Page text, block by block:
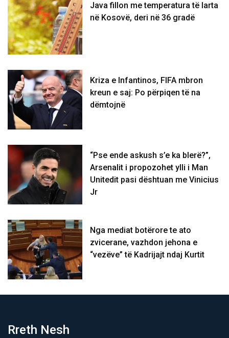
Java fillon me temperatura të larta
në Kosovë, deri në 36 gradë
Kriza e Infantinos, FIFA mbron
kreun e saj: Po përpiqen të na
dëmtojnë
“Pse ende askush s’e ka blerë?”,
Arsenalit i propozohet ylli i Man
Unitedit pasi dështuan me Vinicius
Jr
Nga mediat botërore te ato
zvicerane, vazhdon jehona e
“vezëve” të Kadrijajt ndaj Kurtit
Rreth Nesh